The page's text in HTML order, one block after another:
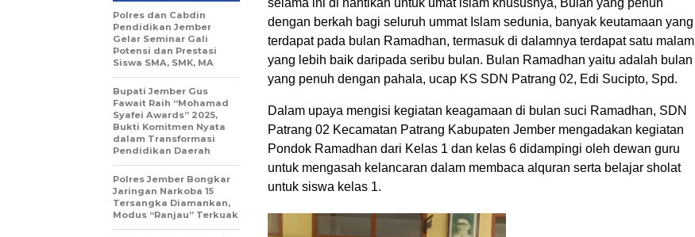
selama ini di nantikan untuk umat islam khususnya, Bulan yang penuh
dengan berkah bagi seluruh ummat Islam sedunia, banyak keutamaan yang
terdapat pada bulan Ramadhan, termasuk di dalamnya terdapat satu malam
yang lebih baik daripada seribu bulan. Bulan Ramadhan yaitu adalah bulan
yang penuh dengan pahala, ucap KS SDN Patrang 02, Edi Sucipto, Spd.
Dalam upaya mengisi kegiatan keagamaan di bulan suci Ramadhan, SDN
Patrang 02 Kecamatan Patrang Kabupaten Jember mengadakan kegiatan
Pondok Ramadhan dari Kelas 1 dan kelas 6 didampingi oleh dewan guru
untuk mengasah kelancaran dalam membaca alquran serta belajar sholat
untuk siswa kelas 1.
Polres dan Cabdin
Pendidikan Jember
Gelar Seminar Gali
Potensi dan Prestasi
Siswa SMA, SMK, MA
Bupati Jember Gus
Fawait Raih “Mohamad
Syafei Awards” 2025,
Bukti Komitmen Nyata
dalam Transformasi
Pendidikan Daerah
Polres Jember Bongkar
Jaringan Narkoba 15
Tersangka Diamankan,
Modus “Ranjau” Terkuak